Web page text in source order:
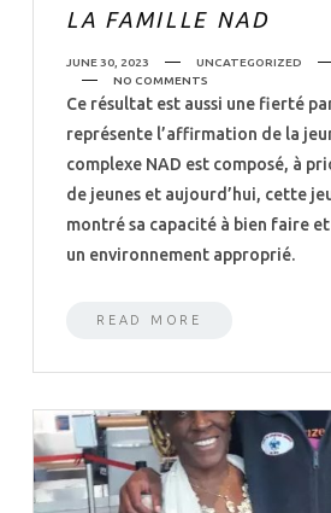
LA FAMILLE NAD
JUNE 30, 2023 UNCATEGORIZED
NO COMMENTS
Ce résultat est aussi une fierté
représente l’affirmation de la
complexe NAD est composé, à
de jeunes et aujourd’hui, cette
montré sa capacité à bien faire
un environnement approprié.
READ MORE